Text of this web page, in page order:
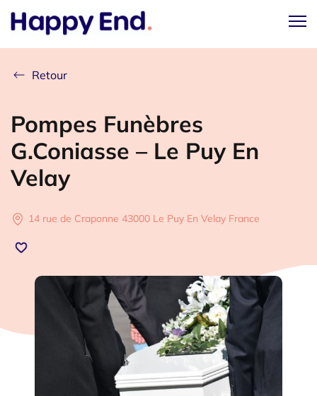
Retour
Pompes Funèbres
G.Coniasse – Le Puy En
Velay
14 rue de Craponne 43000 Le Puy En Velay France